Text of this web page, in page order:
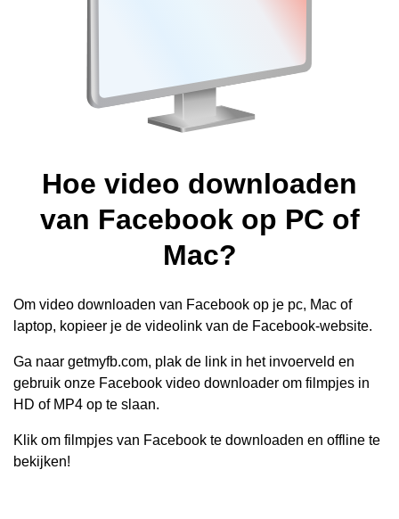
Hoe video downloaden
van Facebook op PC of
Mac?
Om video downloaden van Facebook op je pc, Mac of
laptop, kopieer je de videolink van de Facebook-website.
Ga naar getmyfb.com, plak de link in het invoerveld en
gebruik onze Facebook video downloader om filmpjes in
HD of MP4 op te slaan.
Klik om filmpjes van Facebook te downloaden en offline te
bekijken!